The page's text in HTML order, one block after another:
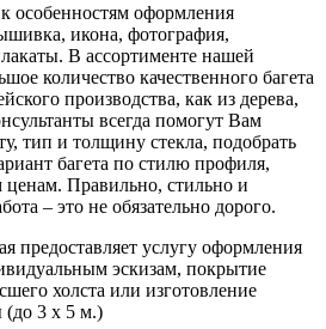
особенностям оформления
икона, фотография,
В ассортименте нашей
количество качественного багета
производства, как из дерева,
всегда помогут Вам
тип и толщину стекла, подобрать
багета по стилю профиля,
Правильно, стильно и
– это не обязательно дорого.
предоставляет услугу оформления
эскизам, покрытие
холста или изготовление
(до 3 х 5 м.)